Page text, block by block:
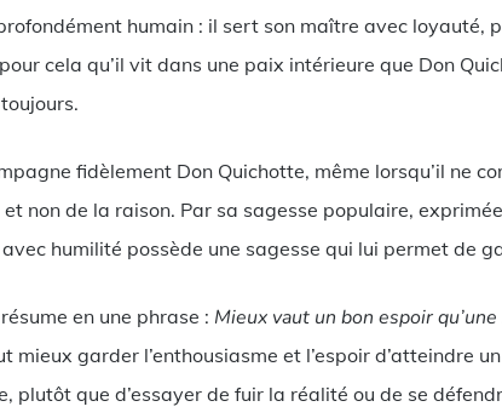
humain : il sert son maître avec loyauté,
cela qu’il vit dans une paix intérieure que Don
fidèlement Don Quichotte, même lorsqu’il ne
non de la raison. Par sa sagesse populaire,
humilité possède une sagesse qui lui permet de
en une phrase : Mieux vaut un bon espoir
mieux garder l’enthousiasme et l’espoir d’atteindre
plutôt que d’essayer de fuir la réalité ou de se